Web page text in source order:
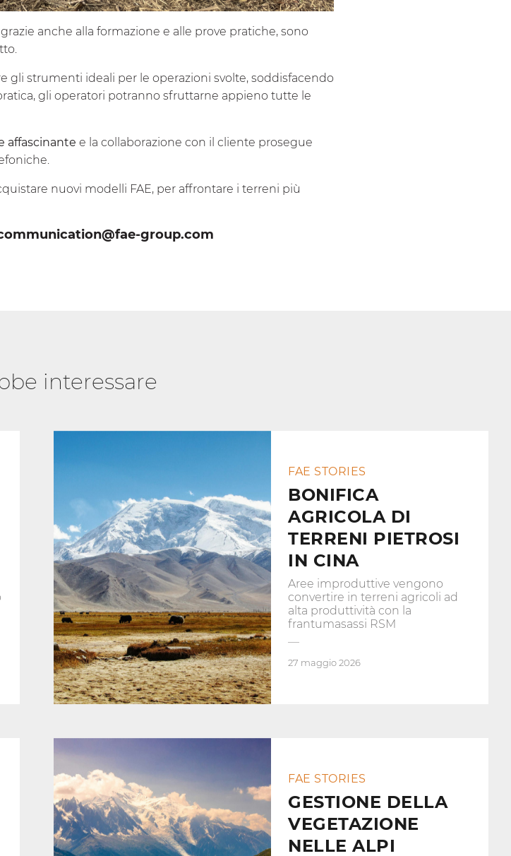
anche alla formazione e alle prove pratiche, sono
gli strumenti ideali per le operazioni svolte, soddisfacendo
gli operatori potranno sfruttarne appieno tutte le
affascinante e la collaborazione con il cliente prosegue
nuovi modelli FAE, per affrontare i terreni più
group.com
interessare
FAE STORIES
BONIFICA
AGRICOLA DI
TERRENI PIETROSI
IN CINA
Aree improduttive vengono
convertire in terreni agricoli ad
alta produttività con la
frantumasassi RSM
27 maggio 2026
FAE STORIES
GESTIONE DELLA
VEGETAZIONE
NELLE ALPI